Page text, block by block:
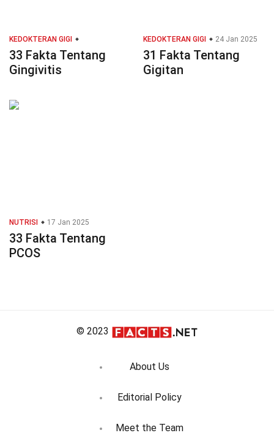
KEDOKTERAN GIGI
33 Fakta Tentang
Gingivitis
KEDOKTERAN GIGI 24 Jan 2025
31 Fakta Tentang
Gigitan
NUTRISI 17 Jan 2025
33 Fakta Tentang
PCOS
© 2023
About Us
Editorial Policy
Meet the Team